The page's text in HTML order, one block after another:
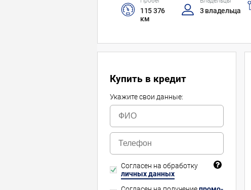
115 376
км
3 владельца
Купить в кредит
Укажите свои данные:
Согласен на обработку
личных данных